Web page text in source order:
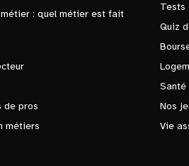
: quel métier est fait
de pros
métiers
Tests
Quiz
Santé
Nos
Vie